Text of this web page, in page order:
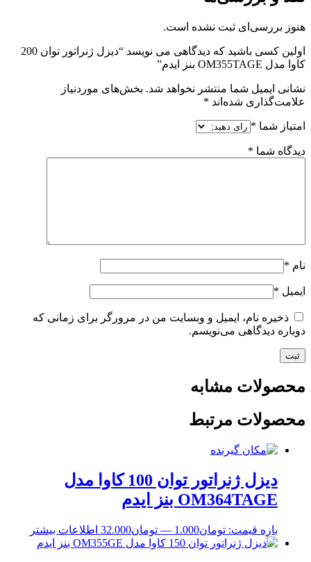
هنوز بررسی‌ای ثبت نشده است.
اولین کسی باشید که دیدگاهی می نویسد “دیزل ژنراتور توان 200
کاوا مدل OM355TAGE بنز ایدم”
نشانی ایمیل شما منتشر نخواهد شد. بخش‌های موردنیاز
علامت‌گذاری شده‌اند *
امتیاز شما *
دیدگاه شما *
نام *
ایمیل *
ذخیره نام، ایمیل و وبسایت من در مرورگر برای زمانی که
دوباره دیدگاهی می‌نویسم.
محصولات مشابه
محصولات مرتبط
دیزل ژنراتور توان 100 کاوا مدل
OM364TAGE بنز ایدم
بازه قیمت: تومان1.000
— تومان32.000 اطلاعات بیشتر